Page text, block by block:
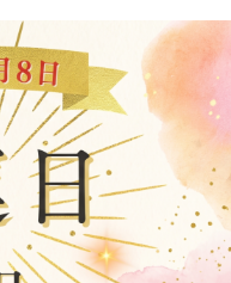
ントMCや声優としての
頼も多い。
は、ちゃんと意味があ
たことを口にする練習
ぎ度70％
対立することで関係が
ために本音を飲み込む
合いは、関係をむしろ
）